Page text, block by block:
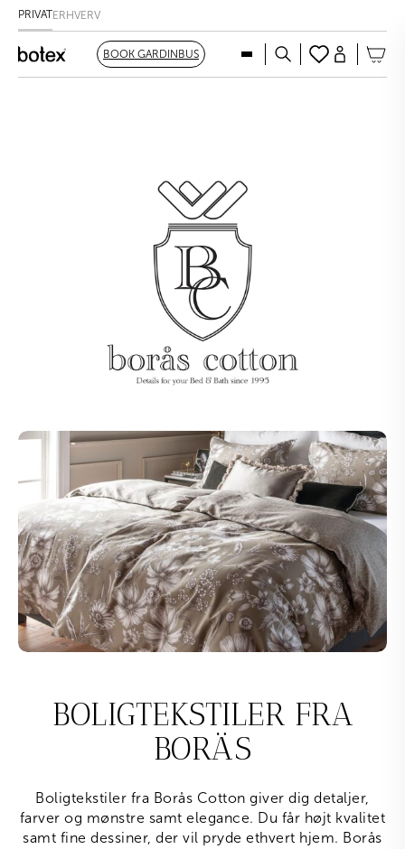
PRIVATERHVERV
BOOK GARDINBUS
BOLIGTEKSTILER FRA
BORÄS
Boligtekstiler fra Borås Cotton giver dig detaljer,
farver og mønstre samt elegance. Du får højt kvalitet
samt fine dessiner, der vil pryde ethvert hjem. Borås